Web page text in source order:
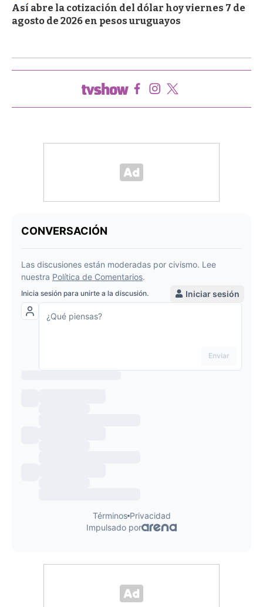
Así abre la cotización del dólar hoy viernes 7 de
agosto de 2026 en pesos uruguayos